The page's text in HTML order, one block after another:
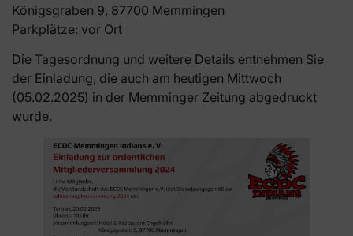
Königsgraben 9, 87700 Memmingen
Parkplätze: vor Ort
Die Tagesordnung und weitere Details entnehmen Sie
der Einladung, die auch am heutigen Mittwoch
(05.02.2025) in der Memminger Zeitung abgedruckt
wurde.